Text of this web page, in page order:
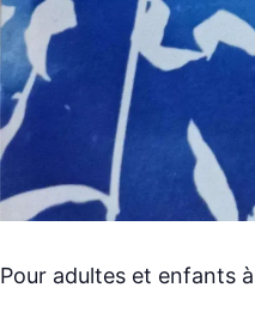
Pour adultes et enfants